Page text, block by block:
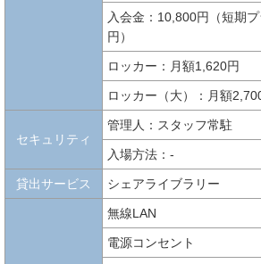
入会金：10,800円（短期
円）
ロッカー：月額1,620円
ロッカー（大）：月額
セキュリティ
管理人：スタッフ常駐
入場方法：-
貸出サービス シェアライブラリー
無線LAN
電源コンセント